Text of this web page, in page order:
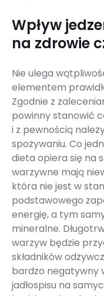
Wpływ
na zdrowie
Nie ulega
elementem
Zgodnie z
powinny stanowić
i z pewnością
spożywaniu. Co
dieta opiera się na
warzywne mają
która nie jest w
podstawowego
energię, a tym
mineralne.
warzyw będzie
składników
bardzo negatywny
jadłospisu na